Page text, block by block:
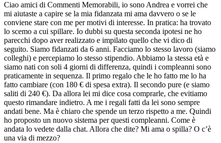
Ciao amici di Commenti Memorabili, io sono Andrea e vorrei che
mi aiutaste a capire se la mia fidanzata mi ama davvero o se le
conviene stare con me per motivi di interesse. In pratica: ha trovato
lo scemo a cui spillare. Io dubbi su questa seconda ipotesi ne ho
parecchi dopo aver realizzato e impilato quello che vi dico di
seguito. Siamo fidanzati da 6 anni. Facciamo lo stesso lavoro (siamo
colleghi) e percepiamo lo stesso stipendio. Abbiamo la stessa età e
siamo nati con soli 4 giorni di differenza, quindi i compleanni sono
praticamente in sequenza. Il primo regalo che le ho fatto me lo ha
fatto cambiare (con 180 € di spesa extra). Il secondo pure (e siamo
saliti di 240 €). Da allora lei mi dice cosa comprarle, che evitiamo
questo rimandare indietro. A me i regali fatti da lei sono sempre
andati bene. Ma è chiaro che spende un terzo rispetto a me. Quindi
ho proposto un nuovo sistema per questi compleanni. Come è
andata lo vedete dalla chat. Allora che dite? Mi ama o spilla? O c’è
una via di mezzo?